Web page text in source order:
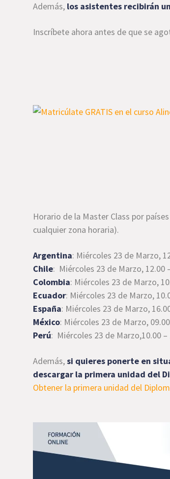
Además, los asistentes recibirán
Inscríbete ahora antes de que se
Horario de la Master Class por
cualquier zona horaria).
Argentina: Miércoles 23 de Marzo,
Chile: Miércoles 23 de Marzo, 12.00
Colombia: Miércoles 23 de Marzo,
Ecuador: Miércoles 23 de Marzo,
España: Miércoles 23 de Marzo,
México: Miércoles 23 de Marzo,
Perú: Miércoles 23 de Marzo,10.00 –
Además,si quieres ponerte en
descargar la primera unidad del
Obtener la primera unidad del